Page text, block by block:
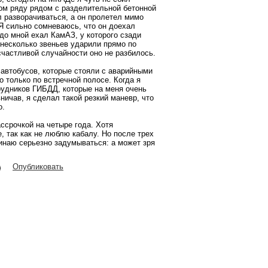
ряду рядом с разделительной бетонной
а он пролетел мимо
сильно сомневаюсь, что он доехал
мной ехал КамАЗ, у которого сзади
звеньев ударили прямо по
случайности оно не разбилось.
которые стояли с аварийными
по встречной полосе. Когда я
ГИБДД, которые на меня очень
я сделал такой резкий маневр, что
на четыре года. Хотя
так как не люблю кабалу. Но после трех
серьезно задумываться: а может зря
Опубликовать